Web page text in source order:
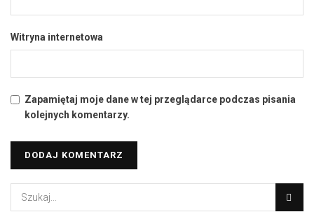
Witryna internetowa
Zapamiętaj moje dane w tej przeglądarce podczas pisania
kolejnych komentarzy.